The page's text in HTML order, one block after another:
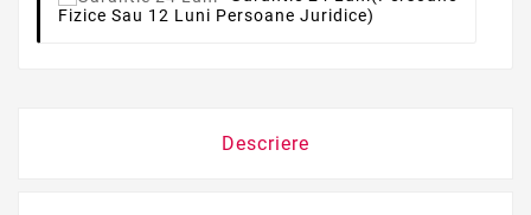
Fizice Sau 12 Luni Persoane Juridice)
Descriere